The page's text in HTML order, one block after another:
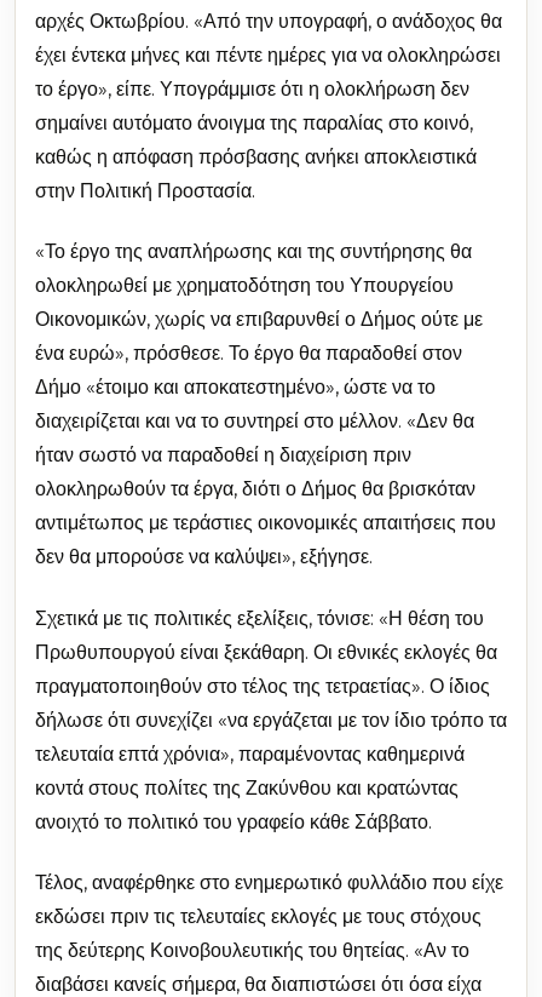
αρχές Οκτωβρίου. «Από την υπογραφή, ο ανάδοχος θα
έχει έντεκα μήνες και πέντε ημέρες για να ολοκληρώσει
το έργο», είπε. Υπογράμμισε ότι η ολοκλήρωση δεν
σημαίνει αυτόματο άνοιγμα της παραλίας στο κοινό,
καθώς η απόφαση πρόσβασης ανήκει αποκλειστικά
στην Πολιτική Προστασία.
«Το έργο της αναπλήρωσης και της συντήρησης θα
ολοκληρωθεί με χρηματοδότηση του Υπουργείου
Οικονομικών, χωρίς να επιβαρυνθεί ο Δήμος ούτε με
ένα ευρώ», πρόσθεσε. Το έργο θα παραδοθεί στον
Δήμο «έτοιμο και αποκατεστημένο», ώστε να το
διαχειρίζεται και να το συντηρεί στο μέλλον. «Δεν θα
ήταν σωστό να παραδοθεί η διαχείριση πριν
ολοκληρωθούν τα έργα, διότι ο Δήμος θα βρισκόταν
αντιμέτωπος με τεράστιες οικονομικές απαιτήσεις που
δεν θα μπορούσε να καλύψει», εξήγησε.
Σχετικά με τις πολιτικές εξελίξεις, τόνισε: «Η θέση του
Πρωθυπουργού είναι ξεκάθαρη. Οι εθνικές εκλογές θα
πραγματοποιηθούν στο τέλος της τετραετίας». Ο ίδιος
δήλωσε ότι συνεχίζει «να εργάζεται με τον ίδιο τρόπο τα
τελευταία επτά χρόνια», παραμένοντας καθημερινά
κοντά στους πολίτες της Ζακύνθου και κρατώντας
ανοιχτό το πολιτικό του γραφείο κάθε Σάββατο.
Τέλος, αναφέρθηκε στο ενημερωτικό φυλλάδιο που είχε
εκδώσει πριν τις τελευταίες εκλογές με τους στόχους
της δεύτερης Κοινοβουλευτικής του θητείας. «Αν το
διαβάσει κανείς σήμερα, θα διαπιστώσει ότι όσα είχα